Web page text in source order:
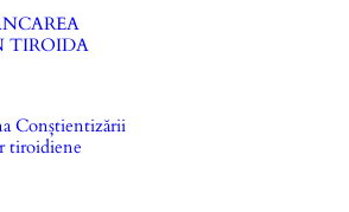
TIROIDA
Conștientizării
tiroidiene